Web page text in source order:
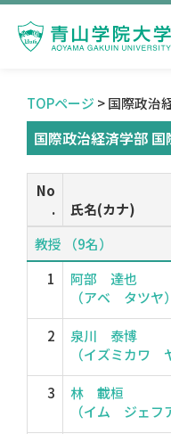
TOPページ > 国際政治
国際政治経済学部
No
.
氏名(カナ)
教授 （9名）
1
阿部 達也
（アベ タツヤ）
2
泉川 泰博
（イズミカワ
3
林 載桓
（イム ジェフ